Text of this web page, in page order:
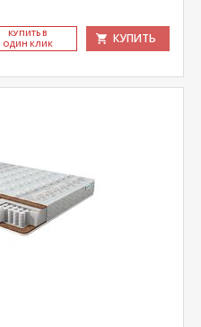
КУ­ПИТЬ В
ОДИН КЛИК
КУПИТЬ